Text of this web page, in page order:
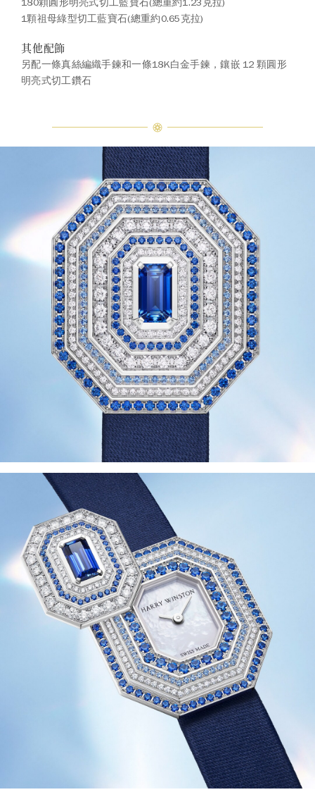
1顆祖母綠型切工藍寶石(總重約0.65克拉)
其他配飾
另配一條真絲編織手鍊和一條18K白金手鍊，鑲嵌 12 顆圓形
明亮式切工鑽石